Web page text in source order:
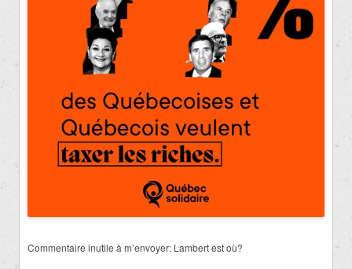
Commentaire inutile à m’envoyer: Lambert est où?